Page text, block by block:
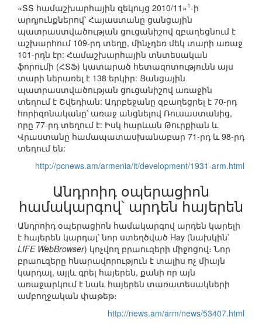
«ՏՏ համաշխարհային զեկույց 2010/11»1-ի
արդյունքներով՝ Հայաստանը ցանցային
պատրաստվածության ցուցանիշով զբաղեցնում է
աշխարհում 109-րդ տեղը, մինչդեռ մեկ տարի առաջ
101-րդն էր: Համաշխարհային տնտեսական
ֆորումի (ՀՏՖ) կատարած հետազոտությունն այս
տարի ներառել է 138 երկիր: Ցանցային
պատրաստվածության ցուցանիշով առաջին
տեղում է Շվեդիան: Ադրբեջանը զբաղեցրել է 70-րդ
հորիզոնականը՝ առաջ անցնելով Ռուսաստանից,
որը 77-րդ տեղում է: Իսկ հարևան Թուրքիան և
Վրաստանը համապատասխանաբար 71-րդ և 98-րդ
տեղում են:
http://pcnews.am/armenia/it/development/1931-arm.html
Անդրոիդ օպերացիոն
համակարգով՝ արդեն հայերեն
Անդրոիդ օպերացիոն համակարգով արդեն կարելի
է հայերեն կարդալ՝ նոր ստեղծված Hay (նախկին՝
LIFE WebBrowser) կոչվող բրաուզերի միջոցով։ Նոր
բրաուզերը հնարավորություն է տալիս ոչ միայն
կարդալ, այլև գրել հայերեն, քանի որ այն
առաջարկում է նաև հայերեն տառատեսակների
ամբողջական փաթեթ։
http://news.am/arm/news/53407.html